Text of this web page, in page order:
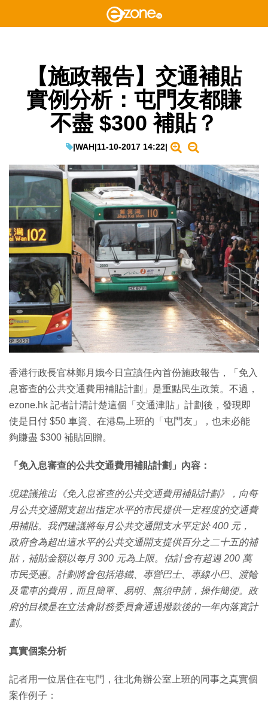
【施政報告】交通補貼
實例分析：屯門友都賺
不盡 $300 補貼？
|WAH|11-10-2017 14:22|
香港行政長官林鄭月娥今日宣讀任內首份施政報告，「免入
息審查的公共交通費用補貼計劃」是重點民生政策。不過，
ezone.hk 記者計清計楚這個「交通津貼」計劃後，發現即
使是日付 $50 車資、在港島上班的「屯門友」，也未必能
夠賺盡 $300 補貼回贈。
「免入息審查的公共交通費用補貼計劃」內容：
現建議推出《免入息審查的公共交通費用補貼計劃》，向每
月公共交通開支超出指定水平的市民提供一定程度的交通費
用補貼。我們建議將每月公共交通開支水平定於 400 元，
政府會為超出這水平的公共交通開支提供百分之二十五的補
貼，補貼金額以每月 300 元為上限。估計會有超過 200 萬
市民受惠。計劃將會包括港鐵、專營巴士、專線小巴、渡輪
及電車的費用，而且簡單、易明、無須申請，操作簡便。政
府的目標是在立法會財務委員會通過撥款後的一年內落實計
劃。
真實個案分析
記者用一位居住在屯門，往北角辦公室上班的同事之真實個
案作例子：